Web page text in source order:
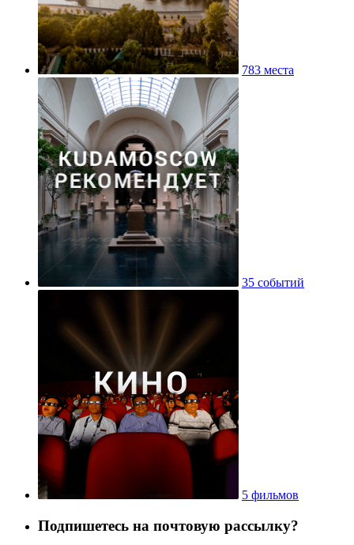
783 места
35 событий
5 фильмов
Подпишетесь на почтовую рассылку?